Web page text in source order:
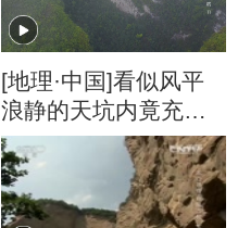
[地理·中国]看似风平
浪静的天坑内竟充满
了危险